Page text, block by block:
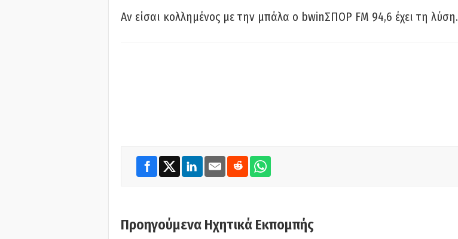
Αν είσαι κολλημένος με την μπάλα ο bwinΣΠΟΡ FM 94,6 έχει τη λύση.
Προηγούμενα Ηχητικά Εκπομπής